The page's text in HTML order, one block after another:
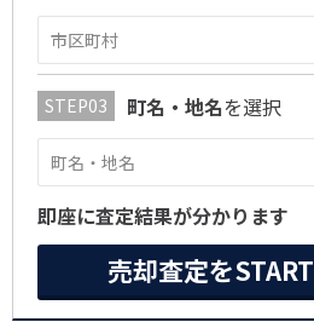
町名・地名を選択
即座に査定結果が分かります
売却査定をSTART